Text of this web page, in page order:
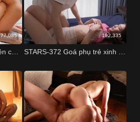
STARS-345 Đêm khó quên cùng cô đồng nghiệp xinh đẹp Suzu Honjo
77,085
STARS-372 Goá phụ trẻ xinh đẹp và cậu con riêng của chồng Suzu Honjo
192,335